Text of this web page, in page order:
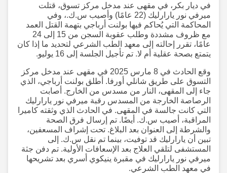
في ديار بكر، في مقهى عند مدخل مركز تسوق، قتلت
ميرفي نور يارارليك (22 عامًا) وأصيب س.ك.، وفي
المحاكمة التي يُحاكم فيها بولنت أرباجي بتهمة القتل العمد
مع ظروف مشددة وطلب عقوبة السجن من 15 إلى 24
عامًا، تقرر إحالته إلى معهد الطب الشرعي لتحديد ما إذا كان
يتمتع بصحة عقلية أم لا. تم تأجيل الجلسة إلى 16 يوليو.
وقع الحادث في 8 مارس 2025 في مقهى عند مدخل مركز
التسوق على طريق شانلي أورفا. أطلق بولنت أرباجي، الذي
جاء إلى المقهى، النار من مسدس من الخارج. أصابت
الرصاصة الخارجة من المسدس رقبة ميرفي نور يارارليك
التي كانت جالسة في المقهى. في الحادث الذي وثقته كاميرا
المراقبة، أصيب س.ك. أيضًا. تم إرسال فرق الصحة
والشرطة إلى العنوان بعد البلاغ. تحت إشراف المسعفين،
تبين أن يارارليك قد توفيت، بينما تم نقل س.ك. إلى
المستشفى لتلقي العلاج بعد الإسعافات الأولية. تم دفن جثة
ميرفي نور يارارليك في مقبرة ينيكوي أسري بعد تشريحها
في معهد الطب الشرعي.